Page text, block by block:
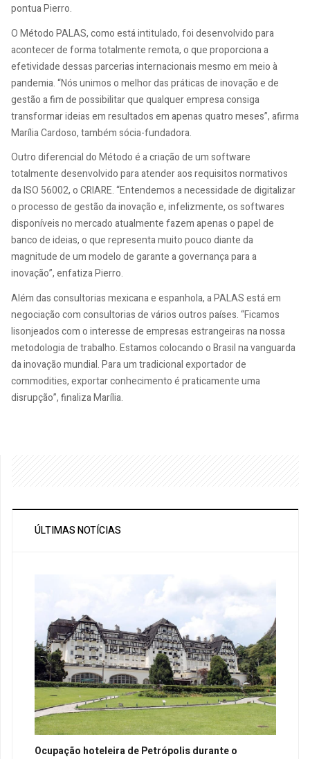
pontua Pierro.
O Método PALAS, como está intitulado, foi desenvolvido para
acontecer de forma totalmente remota, o que proporciona a
efetividade dessas parcerias internacionais mesmo em meio à
pandemia. “Nós unimos o melhor das práticas de inovação e de
gestão a fim de possibilitar que qualquer empresa consiga
transformar ideias em resultados em apenas quatro meses”, afirma
Marília Cardoso, também sócia-fundadora.
Outro diferencial do Método é a criação de um software
totalmente desenvolvido para atender aos requisitos normativos
da ISO 56002, o CRIARE. “Entendemos a necessidade de digitalizar
o processo de gestão da inovação e, infelizmente, os softwares
disponíveis no mercado atualmente fazem apenas o papel de
banco de ideias, o que representa muito pouco diante da
magnitude de um modelo de garante a governança para a
inovação”, enfatiza Pierro.
Além das consultorias mexicana e espanhola, a PALAS está em
negociação com consultorias de vários outros países. “Ficamos
lisonjeados com o interesse de empresas estrangeiras na nossa
metodologia de trabalho. Estamos colocando o Brasil na vanguarda
da inovação mundial. Para um tradicional exportador de
commodities, exportar conhecimento é praticamente uma
disrupção”, finaliza Marília.
ÚLTIMAS NOTÍCIAS
Ocupação hoteleira de Petrópolis durante o